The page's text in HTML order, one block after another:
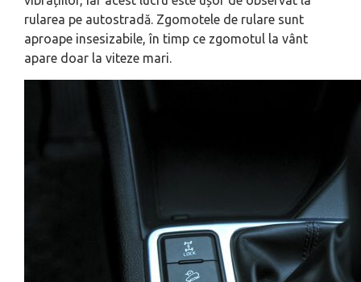
rularea pe autostradă. Zgomotele de rulare sunt
aproape insesizabile, în timp ce zgomotul la vânt
apare doar la viteze mari.